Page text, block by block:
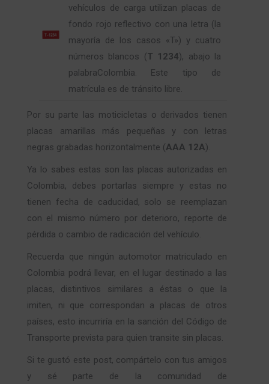
vehículos de carga utilizan placas de
fondo rojo reflectivo con una letra (la
mayoría de los casos «T») y cuatro
números blancos (T 1234), abajo la
palabraColombia. Este tipo de
matrícula es de tránsito libre.
Por su parte las moticicletas o derivados tienen
placas amarillas más pequeñas y con letras
negras grabadas horizontalmente (AAA 12A).
Ya lo sabes estas son las placas autorizadas en
Colombia, debes portarlas siempre y estas no
tienen fecha de caducidad, solo se reemplazan
con el mismo número por deterioro, reporte de
pérdida o cambio de radicación del vehículo.
Recuerda que ningún automotor matriculado en
Colombia podrá llevar, en el lugar destinado a las
placas, distintivos similares a éstas o que la
imiten, ni que correspondan a placas de otros
países, esto incurriría en la sanción del Código de
Transporte prevista para quien transite sin placas.
Si te gustó este post, compártelo con tus amigos
y sé parte de la comunidad de